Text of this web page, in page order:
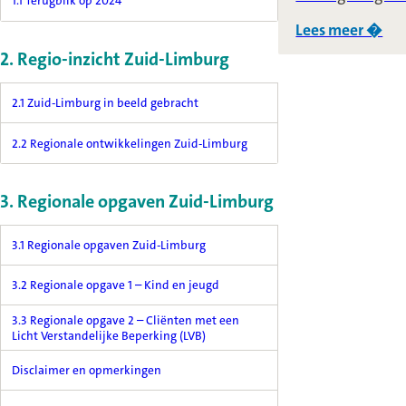
Lees meer �
2. Regio-inzicht Zuid-Limburg
2.1 Zuid-Limburg in beeld gebracht
2.2 Regionale ontwikkelingen Zuid-Limburg
3. Regionale opgaven Zuid-Limburg
3.1 Regionale opgaven Zuid-Limburg
3.2 Regionale opgave 1 – Kind en jeugd
3.3 Regionale opgave 2 – Cliënten met een
Licht Verstandelijke Beperking (LVB)
Disclaimer en opmerkingen